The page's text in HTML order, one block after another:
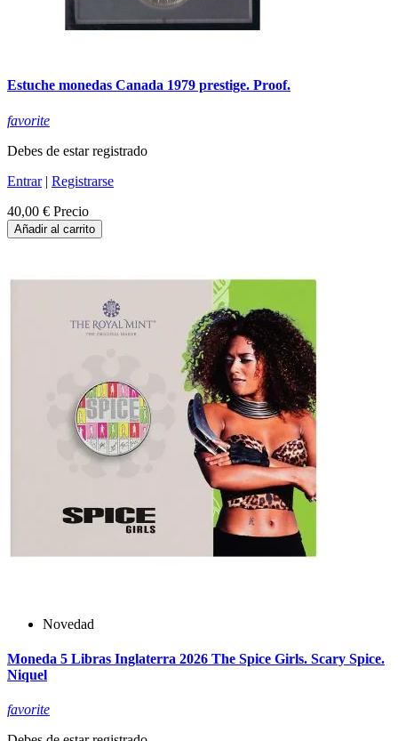
Estuche monedas Canada 1979 prestige. Proof.
favorite
Debes de estar registrado
Entrar| Registrarse
40,00 € Precio
Añadir al carrito
Novedad
Moneda 5 Libras Inglaterra 2026 The Spice Girls. Scary Spice.
Niquel
favorite